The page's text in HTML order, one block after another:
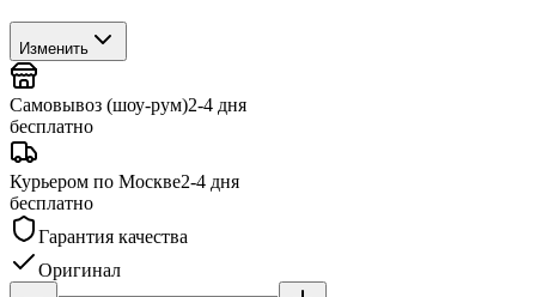
Изменить
Самовывоз (шоу-рум)2-4 дня
бесплатно
Курьером по Москве2-4 дня
бесплатно
Гарантия качества
Оригинал